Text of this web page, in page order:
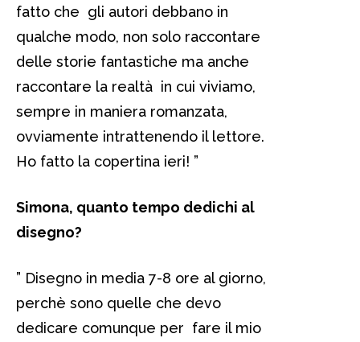
fatto che gli autori debbano in
qualche modo, non solo raccontare
delle storie fantastiche ma anche
raccontare la realtà in cui viviamo,
sempre in maniera romanzata,
ovviamente intrattenendo il lettore.
Ho fatto la copertina ieri! ”
Simona, quanto tempo dedichi al
disegno?
” Disegno in media 7-8 ore al giorno,
perchè sono quelle che devo
dedicare comunque per fare il mio